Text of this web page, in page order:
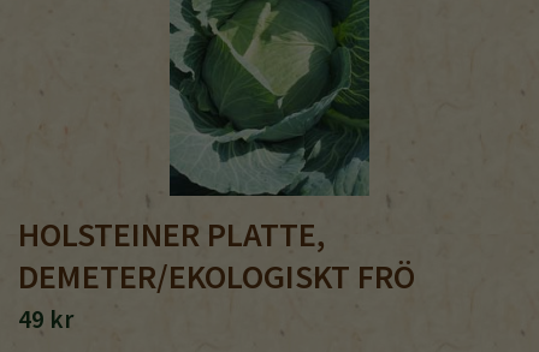
HOLSTEINER PLATTE,
DEMETER/EKOLOGISKT FRÖ
49 kr